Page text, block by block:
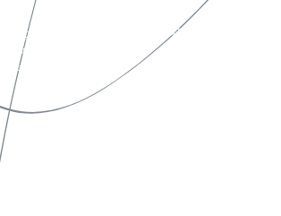
Instagram
X(Twitter)
Facebook
特定商取引法表示